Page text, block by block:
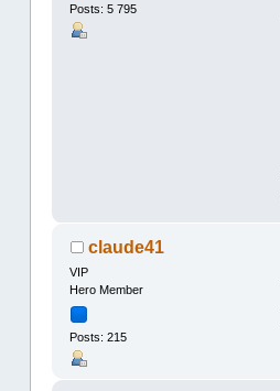
Posts: 5 795
claude41
VIP
Hero Member
Posts: 215